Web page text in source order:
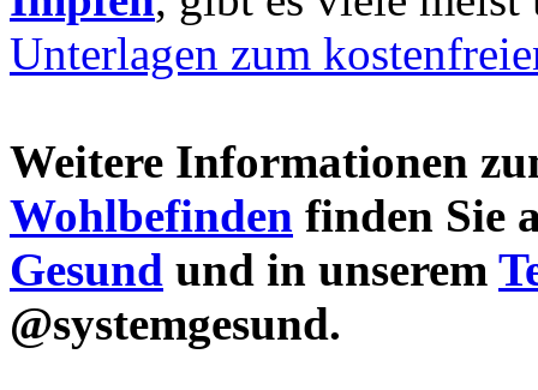
Unterlagen zum
Weitere Informationen
Wohlbefinden finden Sie
Gesund und in unserem
@systemgesund.